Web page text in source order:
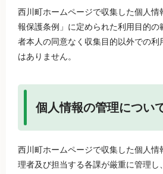
西川町ホームページで収集した個人情
報保護条例」に定められた利用目的の
者本人の同意なく収集目的以外での利
はありません。
個人情報の管理につい
西川町ホームページで収集した個人情
理者及び担当する各課が厳重に管理し